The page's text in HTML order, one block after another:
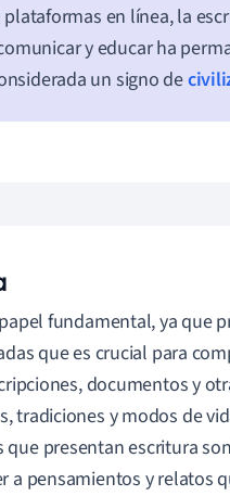
en línea, la
y educar ha
un signo de
fundamental, ya que
que es crucial para
documentos y
tradiciones y modos de
presentan escritura
a pensamientos y relatos